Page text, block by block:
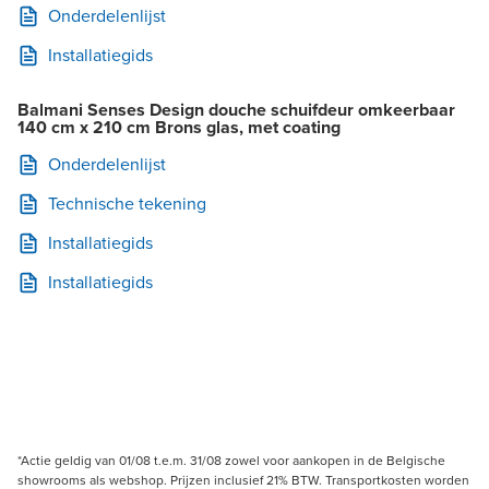
Onderdelenlijst
Installatiegids
Balmani Senses Design douche schuifdeur omkeerbaar
140 cm x 210 cm Brons glas, met coating
Onderdelenlijst
Technische tekening
Installatiegids
Installatiegids
*Actie geldig van 01/08 t.e.m. 31/08 zowel voor aankopen in de Belgische
showrooms als webshop. Prijzen inclusief 21% BTW. Transportkosten worden